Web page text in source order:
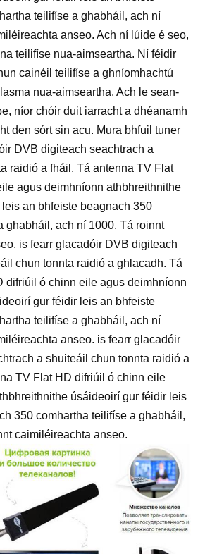
teilifíse a ghabháil, ach ní
anseo. Ach ní lúide é seo,
teilifíse nua-aimseartha. Ní féidir
cainéil teilifíse a ghníomhachtú
nua-aimseartha. Ach le sean-
níor chóir duit iarracht a dhéanamh
den sórt sin acu. Mura bhfuil tuner
DVB digiteach seachtrach a
raidió a fháil. Tá antenna TV Flat
agus deimhníonn athbhreithnithe
an bhfeiste beagnach 350
ghabháil, ach ní 1000. Tá roinnt
is fearr glacadóir DVB digiteach
chun tonnta raidió a ghlacadh. Tá
difriúil ó chinn eile agus deimhníonn
gur féidir leis an bhfeiste
teilifíse a ghabháil, ach ní
anseo. is fearr glacadóir
a shuiteáil chun tonnta raidió a
TV Flat HD difriúil ó chinn eile
úsáideoirí gur féidir leis
350 comhartha teilifíse a ghabháil,
caimiléireachta anseo.